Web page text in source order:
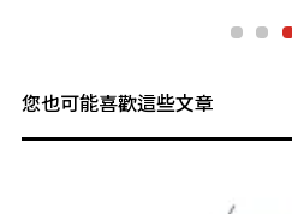
您也可能喜歡這些文章